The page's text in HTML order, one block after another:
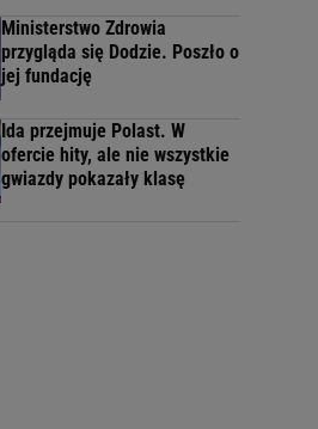
Ministerstwo Zdrowia
przygląda się Dodzie. Poszło o
jej fundację
Ida przejmuje Polast. W
ofercie hity, ale nie wszystkie
gwiazdy pokazały klasę